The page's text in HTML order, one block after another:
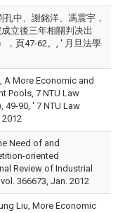
中、謝銘洋、馮震宇，
立後三年相關判决出
，頁47-62。, ' 月旦法學
A More Economic and
Pools, 7 NTU Law
49-90, ' 7 NTU Law
2012
Need of and
oriented
Review of Industrial
366673, Jan. 2012
Liu, More Economic